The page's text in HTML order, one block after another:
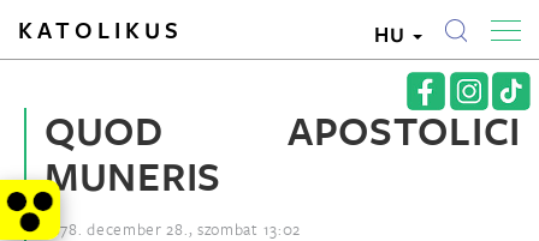
KATOLIKUS HU
QUOD APOSTOLICI
MUNERIS
1878. december 28., szombat 13:02